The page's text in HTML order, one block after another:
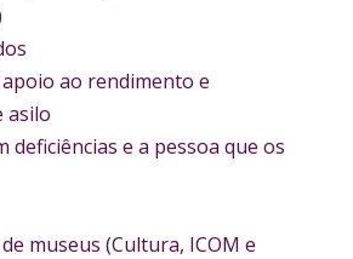
ao rendimento e
asilo
deficiências e a pessoa que os
museus (Cultura, ICOM e